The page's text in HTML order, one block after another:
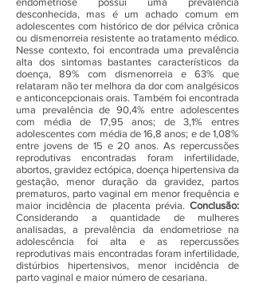
desconhecida, mas é um achado comum em
adolescentes com histórico de dor pélvica crônica
ou dismenorreia resistente ao tratamento médico.
Nesse contexto, foi encontrada uma prevalência
alta dos sintomas bastantes característicos da
doença, 89% com dismenorreia e 63% que
relataram não ter melhora da dor com analgésicos
e anticoncepcionais orais. Também foi encontrada
uma prevalência de 90,4% entre adolescentes
com média de 17,95 anos; de 3,1% entres
adolescentes com média de 16,8 anos; e de 1,08%
entre jovens de 15 e 20 anos. As repercussões
reprodutivas encontradas foram infertilidade,
abortos, gravidez ectópica, doença hipertensiva da
gestação, menor duração da gravidez, partos
prematuros, parto vaginal em menor frequência e
maior incidência de placenta prévia. Conclusão:
Considerando a quantidade de mulheres
analisadas, a prevalência da endometriose na
adolescência foi alta e as repercussões
reprodutivas mais encontradas foram infertilidade,
distúrbios hipertensivos, menor incidência de
parto vaginal e maior número de cesariana.